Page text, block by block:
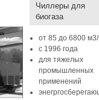
Чиллеры для
биогаза
от 85 до 6800
с 1996 года
для тяжелых
промышленных
применений